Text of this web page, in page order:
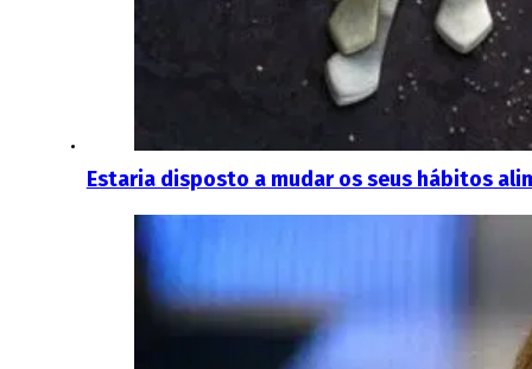
Estaria disposto a mudar os seus hábitos